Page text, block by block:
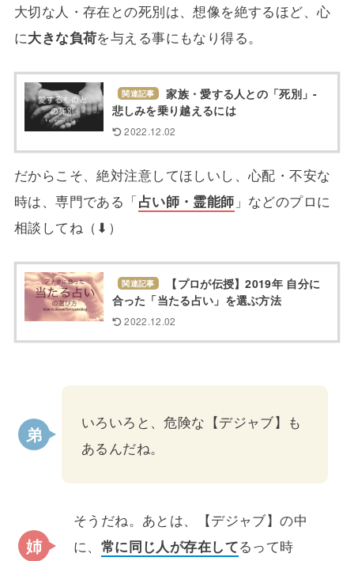
大切な人・存在との死別は、想像を絶するほど、心
に大きな負荷を与える事にもなり得る。
関連記事
家族・愛する人との「死別」-
悲しみを乗り越えるには
2022.12.02
だからこそ、絶対注意してほしいし、心配・不安な
時は、専門である「占い師・霊能師 」などのプロに
相談してね（⬇）
関連記事
【プロが伝授】2019年 自分に
合った「当たる占い」を選ぶ方法
2022.12.02
いろいろと、危険な【デジャブ】も
あるんだね。
そうだね。あとは、【デジャブ】の中
に、 常に同じ人が存在してるって時